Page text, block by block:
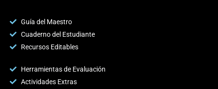
Guía del Maestro
Cuaderno del Estudiante
Recursos Editables
Herramientas de Evaluación
Actividades Extras